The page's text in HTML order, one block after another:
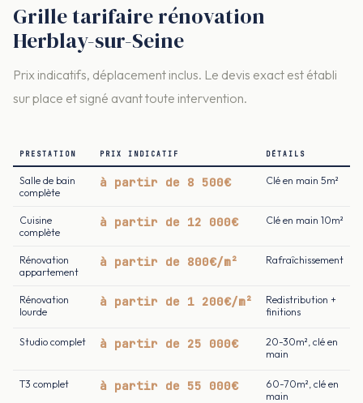
Grille tarifaire rénovation
Herblay-sur-Seine
Prix indicatifs, déplacement inclus. Le devis exact est établi
sur place et signé avant toute intervention.
PRESTATION PRIX INDICATIF DÉTAILS
Salle de bain
complète
à partir de 8 500€ Clé en main 5m²
Cuisine
complète
à partir de 12 000€ Clé en main 10m²
Rénovation
appartement
à partir de 800€/m² Rafraîchissement
Rénovation
lourde
à partir de 1 200€/m²
Redistribution +
finitions
Studio complet à partir de 25 000€
20-30m², clé en
main
T3 complet à partir de 55 000€
60-70m², clé en
main